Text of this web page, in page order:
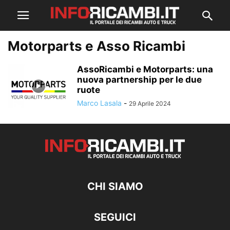
Motorparts e Asso Ricambi
AssoRicambi e Motorparts: una
nuova partnership per le due
ruote
Marco Lasala - 29 Aprile 2024
CHI SIAMO
SEGUICI